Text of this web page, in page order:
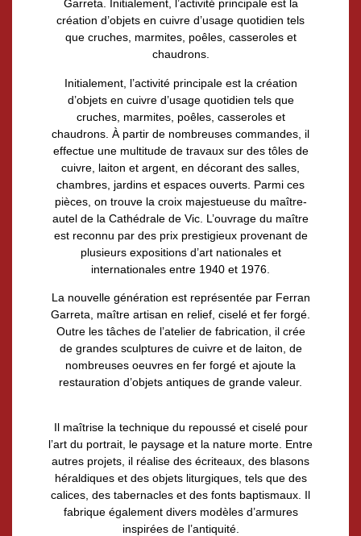
Garreta. Initialement, l’activité principale est la
création d’objets en cuivre d’usage quotidien tels
que cruches, marmites, poêles, casseroles et
chaudrons.
Initialement, l’activité principale est la création
d’objets en cuivre d’usage quotidien tels que
cruches, marmites, poêles, casseroles et
chaudrons. À partir de nombreuses commandes, il
effectue une multitude de travaux sur des tôles de
cuivre, laiton et argent, en décorant des salles,
chambres, jardins et espaces ouverts. Parmi ces
pièces, on trouve la croix majestueuse du maître-
autel de la Cathédrale de Vic. L’ouvrage du maître
est reconnu par des prix prestigieux provenant de
plusieurs expositions d’art nationales et
internationales entre 1940 et 1976.
La nouvelle génération est représentée par Ferran
Garreta, maître artisan en relief, ciselé et fer forgé.
Outre les tâches de l’atelier de fabrication, il crée
de grandes sculptures de cuivre et de laiton, de
nombreuses oeuvres en fer forgé et ajoute la
restauration d’objets antiques de grande valeur.
Il maîtrise la technique du repoussé et ciselé pour
l’art du portrait, le paysage et la nature morte. Entre
autres projets, il réalise des écriteaux, des blasons
héraldiques et des objets liturgiques, tels que des
calices, des tabernacles et des fonts baptismaux. Il
fabrique également divers modèles d’armures
inspirées de l’antiquité.